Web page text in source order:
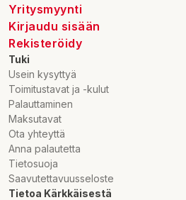
Yritysmyynti
Kirjaudu sisään
Rekisteröidy
Tuki
Usein kysyttyä
Toimitustavat ja -kulut
Palauttaminen
Maksutavat
Ota yhteyttä
Anna palautetta
Tietosuoja
Saavutettavuusseloste
Tietoa Kärkkäisestä